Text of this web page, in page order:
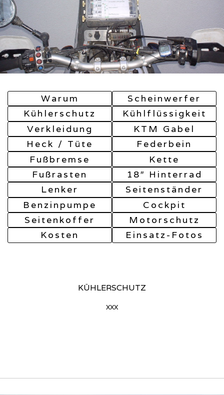
Warum
Scheinwerfer
Kühlerschutz
Kühlflüssigkeit
Verkleidung
KTM Gabel
Heck / Tüte
Federbein
Fußbremse
Kette
Fußrasten
18″ Hinterrad
Lenker
Seitenständer
Benzinpumpe
Cockpit
Seitenkoffer
Motorschutz
Kosten
Einsatz-Fotos
KÜHLERSCHUTZ
xxx